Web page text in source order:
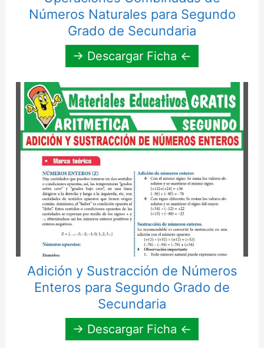
Números Naturales para Segundo
Grado de Secundaria
→ Descargar Ficha ←
Adición y Sustracción de Números
Enteros para Segundo Grado de
Secundaria
→ Descargar Ficha ←